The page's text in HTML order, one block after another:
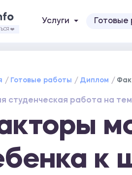
❤️
Услуги
Готовые работы Диплом
студенческая работа на
к